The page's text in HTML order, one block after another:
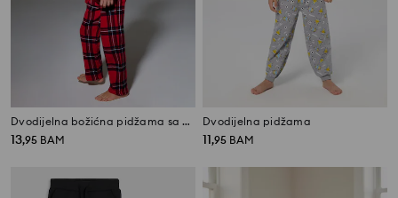
Dvodijelna božićna pidžama sa printom irvasa
13,95 BAM
Dvodijelna pidžama
11,95 BAM